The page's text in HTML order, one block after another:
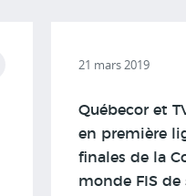
21 mars 2019
Québecor et
en première
finales de la
monde FIS de